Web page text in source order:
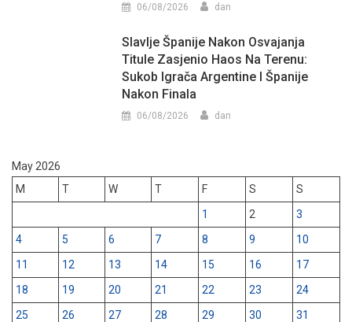
06/08/2026 dan
Slavlje Španije Nakon Osvajanja
Titule Zasjenio Haos Na Terenu:
Sukob Igrača Argentine I Španije
Nakon Finala
06/08/2026 dan
May 2026
M
T W T F S
S
1
2
3
4
5 6 7 8 9
10
11
12 13 14 15 16
17
18
19 20 21 22 23
24
25
26 27 28 29 30 31